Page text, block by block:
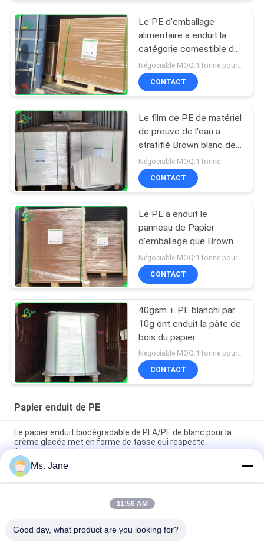
Le PE d'emballage
alimentaire a enduit la
catégorie comestible de
conseil de papier
d'emballage pour les
boîtes à emporter
Négociable MOQ:1 tonne pour la taille commune et 10 tonnes pour la taille spéciale
CONTACT
Le film de PE de matériel
de preuve de l'eau a
stratifié Brown blanc de
papier enduit 300g + 15g
Négociable MOQ:1 tonne
CONTACT
Le PE a enduit le
panneau de Papier
d'emballage que Brown
colorent imperméable
270gsm + 18g pour le
conteneur de nourriture
CONTACT
40gsm + PE blanchi par
10g ont enduit la pâte de
bois du papier
d'emballage 100% pour
les casse-croûte de
emballage
Négociable MOQ:1 tonne pour la taille commune et 10 tonnes pour la taille spéciale
CONTACT
Papier enduit de PE
Le papier enduit biodégradable de PLA/PE de blanc pour la
crème glacée met en forme de tasse qui respecte
l'environnement
papier synthétique non Tearable de biens de 150um 200um
pour le matériel publicitaire
80gsm 100gsm PE imperméable et d'Oilproof a enduit le
Ms. Jane
11:56 AM
Good day, what product are you looking for?